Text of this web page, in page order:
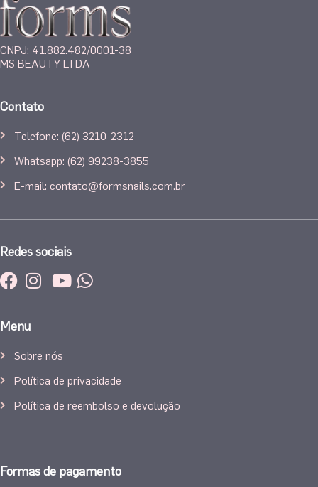
CNPJ: 41.882.482/0001-38
MS BEAUTY LTDA
Contato
Telefone: (62) 3210-2312
Whatsapp: (62) 99238-3855
E-mail: contato@formsnails.com.br
Redes sociais
Menu
Sobre nós
Política de privacidade
Política de reembolso e devolução
Formas de pagamento